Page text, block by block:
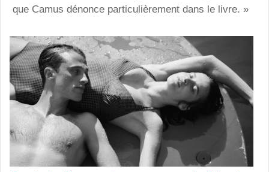
que Camus dénonce particulièrement dans le livre. »